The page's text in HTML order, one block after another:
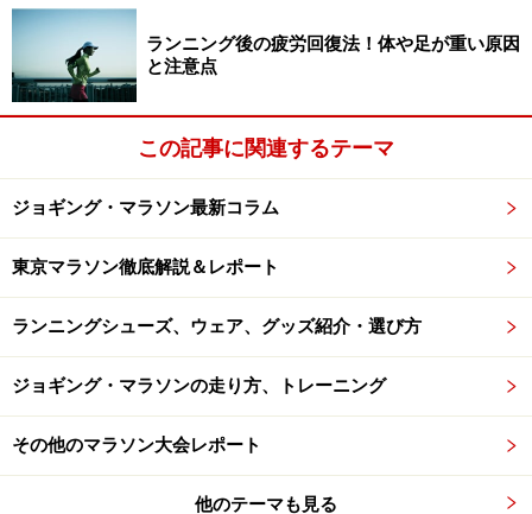
脂肪が減れば見た目にも腹筋の割れが浮き出てくる
ランニングを続けると脂肪燃焼が起こり、皮下脂肪は減
になってくるでしょう。ランニングによって脂肪が極限
まで落ちれば、そもそも割れていた腹直筋を隠すものは
なくなり、腹部が割れて見えるようになるはずです。つ
まり結論として、ランニングで腹筋を割ることは可能と
言えるでしょう。なお、割れて見える程度は、脂肪量
（皮下脂肪の厚さ）によって変わってきます。
しかし、そもそも腹部の筋肉が少なければ、脂肪が減っ
てもさほど腹筋が盛り上がって見えません。力強く分厚
いシックスパックを獲得するなら、ランニングだけでは
ランニング後の疲労回復法！体や足が重い原因
と注意点
この記事に関連するテーマ
ジョギング・マラソン最新コラム
東京マラソン徹底解説＆レポート
ランニングシューズ、ウェア、グッズ紹介・選び方
ジョギング・マラソンの走り方、トレーニング
その他のマラソン大会レポート
他のテーマも見る